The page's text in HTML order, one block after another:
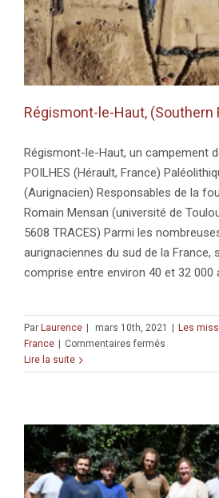
Régismont-le-Haut, (Southern
Régismont-le-Haut, un campement
POILHES (Hérault, France)
(Aurignacien) Responsables de la
Romain Mensan (université de
5608 TRACES) Parmi les
aurignaciennes du sud de la France,
comprise entre environ 40 et 32 000
Par Laurence mars 10th, 2021
Les
France
Commentaires fermés
le-
France)
Lire la suite